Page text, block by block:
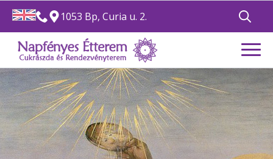
1053 Bp, Curia u. 2.
for: